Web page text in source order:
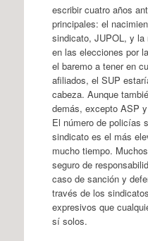
escribir cuatro años
principales: el
sindicato, JUPOL, y la
en las elecciones por
el baremo a tener en
afiliados, el SUP
cabeza. Aunque
demás, excepto ASP
El número de policías
sindicato es el más
mucho tiempo.
seguro de
caso de sanción y
través de los
expresivos que
sí solos.